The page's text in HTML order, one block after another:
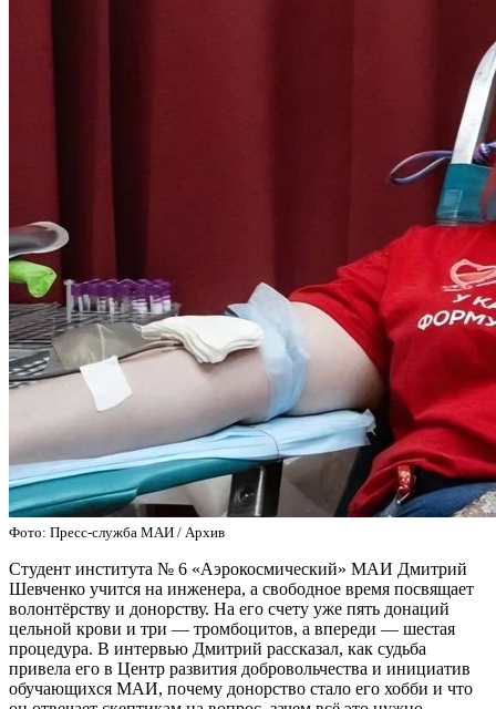
Фото: Пресс-служба МАИ / Архив
Студент института № 6 «Аэрокосмический» МАИ Дмитрий
Шевченко учится на инженера, а свободное время посвящает
волонтёрству и донорству. На его счету уже пять донаций
цельной крови и три — тромбоцитов, а впереди — шестая
процедура. В интервью Дмитрий рассказал, как судьба
привела его в Центр развития добровольчества и инициатив
обучающихся МАИ, почему донорство стало его хобби и что